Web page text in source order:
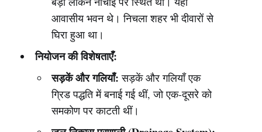
आवासीय भवन थे। निचला शहर भी दीवारों से
घिरा हुआ था।
नियोजन की विशेषताएँ:
सड़कें और गलियाँ: सड़कें और गलियाँ एक
ग्रिड पद्धति में बनाई गई थीं, जो एक-दूसरे को
समकोण पर काटती थीं।